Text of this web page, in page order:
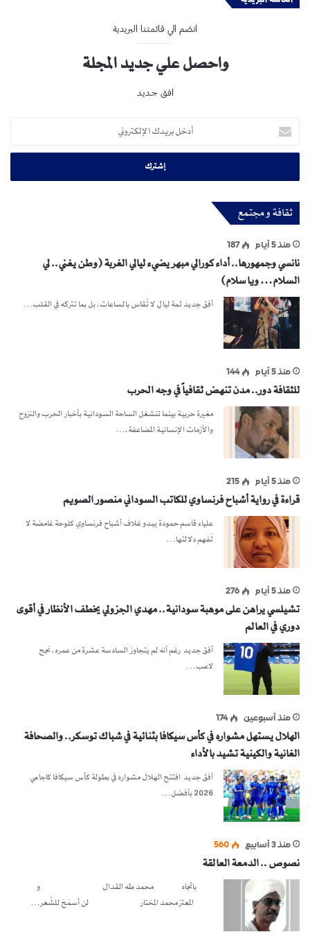
انضم الي قائمتنا البريدية
واحصل علي جديد المجلة
افق جديد
أدخل
بريدك
الإلكتروني
ثقافة و مجتمع
منذ 5 أيام 187
نانسي وجمهورها.. أداء كورالي مبهر يضيء ليالي الغربة (وطن يغني.. لي
السلام… ويا سلام)
أفق جديد ثمة ليالٍ لا تُقاس بالساعات، بل بما تتركه في القلب…
منذ 5 أيام 144
للثقافة دور.. مدن تنهض ثقافياً في وجه الحرب
مغيرة حربية بينما تنشغل الساحة السودانية بأخبار الحرب والنزوح
والأزمات الإنسانية المضاعفة،…
منذ 5 أيام 215
قراءة في رواية أشباح فرنساوي للكاتب السوداني منصور الصويم
علياء قاسم حمودة يبدو غلاف أشباح فرنساوي كلوحة غامضة لا
تُفهم دلالتها…
منذ 5 أيام 276
تشيلسي يراهن على موهبة سودانية.. مهدي الجزولي يخطف الأنظار في أقوى
دوري في العالم
أفق جديد رغم أنه لم يتجاوز السادسة عشرة من عمره، نجح
لاعب…
منذ أسبوعين 174
الهلال يستهل مشواره في كأس سيكافا بثنائية في شباك توسكر.. والصحافة
الغانية والكينية تشيد بالأداء
أفق جديد افتتح الهلال مشواره في بطولة كأس سيكافا كاجامي
2026 بأفضل…
منذ 3 أسابيع 560
نصوص .. الدمعة العالقة
باتجاه محمد طه القدال و
المعتز محمد المختار لن أسمَحَ للشِّعر…